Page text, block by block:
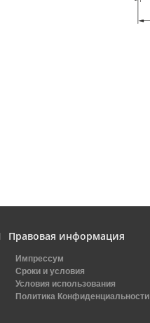
Правовая информация
Импрессум
Сроки и условия
Условия использования
Политика Конфиденциальности